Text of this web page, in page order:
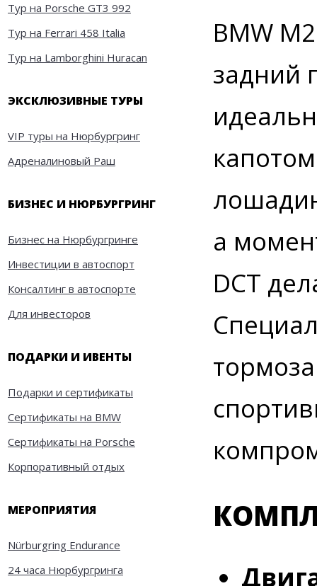
Тур на Porsche GT3 992
Тур на Ferrari 458 Italia
Тур на Lamborghini Huracan
ЭКСКЛЮЗИВНЫЕ ТУРЫ
VIP туры на Нюрбургринг
Адреналиновый Раш
БИЗНЕС И НЮРБУРГРИНГ
Бизнес на Нюрбургринге
Инвестиции в автоспорт
Консалтинг в автоспорте
Для инвесторов
ПОДАРКИ И ИВЕНТЫ
Подарки и сертификаты
Сертификаты на BMW
Сертификаты на Porsche
Корпоративный отдых
МЕРОПРИЯТИЯ
Nürburgring Endurance
24 часа Нюрбургринга
BMW
задний
а
DCT